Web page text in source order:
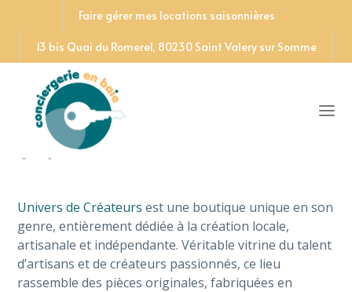
Faire gérer mes locations saisonnières
13 bis Quai du Romerel, 80230 Saint Valery sur Somme
Univers de créateurs
Written by
Univers de Créateurs est une boutique unique en son
genre, entièrement dédiée à la création locale,
artisanale et indépendante. Véritable vitrine du talent
d’artisans et de créateurs passionnés, ce lieu
rassemble des pièces originales, fabriquées en